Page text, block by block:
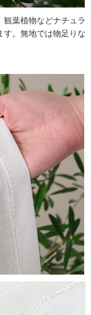
観葉植物などナチュラ
す。無地では物足りな